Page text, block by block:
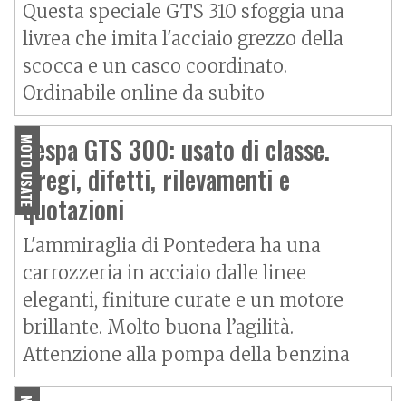
Questa speciale GTS 310 sfoggia una
livrea che imita l'acciaio grezzo della
scocca e un casco coordinato.
Ordinabile online da subito
MOTO USATE
Vespa GTS 300: usato di classe.
Pregi, difetti, rilevamenti e
quotazioni
L'ammiraglia di Pontedera ha una
carrozzeria in acciaio dalle linee
eleganti, finiture curate e un motore
brillante. Molto buona l’agilità.
Attenzione alla pompa della benzina